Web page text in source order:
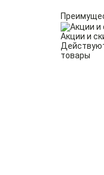
Акции и
товары